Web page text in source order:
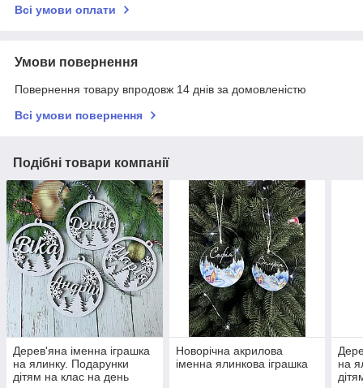
Всі умови оплати
Умови повернення
Повернення товару впродовж 14 днів за домовленістю
Всі умови повернення
Подібні товари компанії
Дерев'яна іменна іграшка
на ялинку. Подарунки
дітям на клас на день
Новорічна акрилова
іменна ялинкова іграшка
на